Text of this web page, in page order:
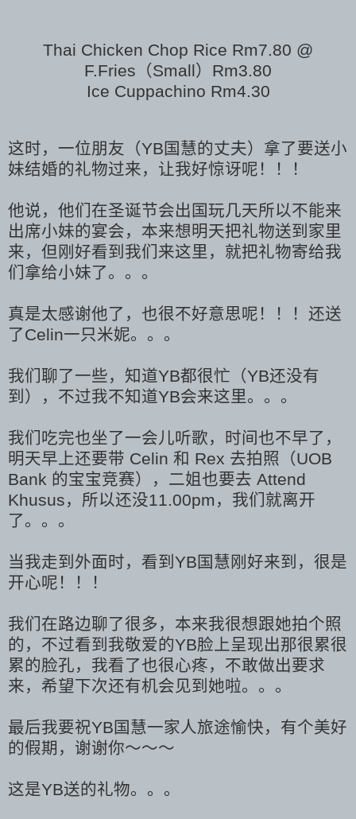
Thai Chicken Chop Rice Rm7.80 @
F.Fries（Small）Rm3.80
Ice Cuppachino Rm4.30
这时，一位朋友（YB国慧的丈夫）拿了要送小
妹结婚的礼物过来，让我好惊讶呢！！！
他说，他们在圣诞节会出国玩几天所以不能来
出席小妹的宴会，本来想明天把礼物送到家里
来，但刚好看到我们来这里，就把礼物寄给我
们拿给小妹了。。。
真是太感谢他了，也很不好意思呢！！！还送
了Celin一只米妮。。。
我们聊了一些，知道YB都很忙（YB还没有
到），不过我不知道YB会来这里。。。
我们吃完也坐了一会儿听歌，时间也不早了，
明天早上还要带 Celin 和 Rex 去拍照（UOB
Bank 的宝宝竞赛），二姐也要去 Attend
Khusus，所以还没11.00pm，我们就离开
了。。。
当我走到外面时，看到YB国慧刚好来到，很是
开心呢！！！
我们在路边聊了很多，本来我很想跟她拍个照
的，不过看到我敬爱的YB脸上呈现出那很累很
累的脸孔，我看了也很心疼，不敢做出要求
来，希望下次还有机会见到她啦。。。
最后我要祝YB国慧一家人旅途愉快，有个美好
的假期，谢谢你～～～
这是YB送的礼物。。。